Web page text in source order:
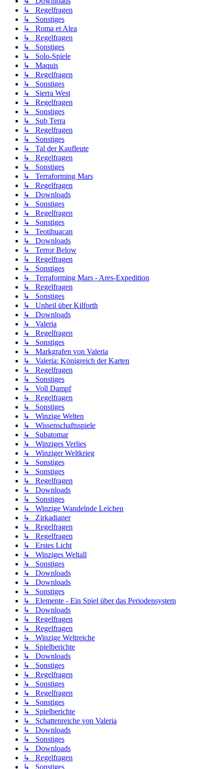
↳ Regelfragen
↳ Sonstiges
↳ Roma et Alea
↳ Regelfragen
↳ Sonstiges
↳ Solo-Spiele
↳ Maquis
↳ Regelfragen
↳ Sonstiges
↳ Sierra West
↳ Regelfragen
↳ Sonstiges
↳ Sub Terra
↳ Regelfragen
↳ Sonstiges
↳ Tal der Kaufleute
↳ Regelfragen
↳ Sonstiges
↳ Terraforming Mars
↳ Regelfragen
↳ Downloads
↳ Sonstiges
↳ Regelfragen
↳ Sonstiges
↳ Teotihuacan
↳ Downloads
↳ Terror Below
↳ Regelfragen
↳ Sonstiges
↳ Terraforming Mars - Ares-Expedition
↳ Regelfragen
↳ Sonstiges
↳ Unheil über Kilforth
↳ Downloads
↳ Valeria
↳ Regelfragen
↳ Sonstiges
↳ Markgrafen von Valeria
↳ Valeria: Königreich der Karten
↳ Regelfragen
↳ Sonstiges
↳ Voll Dampf
↳ Regelfragen
↳ Sonstiges
↳ Winzige Welten
↳ Wissenschaftsspiele
↳ Subatomar
↳ Winziges Verlies
↳ Winziger Weltkrieg
↳ Sonstiges
↳ Sonstiges
↳ Regelfragen
↳ Downloads
↳ Sonstiges
↳ Winzige Wandelnde Leichen
↳ Zirkadianer
↳ Regelfragen
↳ Regelfragen
↳ Erstes Licht
↳ Winziges Weltall
↳ Sonstiges
↳ Downloads
↳ Downloads
↳ Sonstiges
↳ Elemente - Ein Spiel über das Periodensystem
↳ Downloads
↳ Regelfragen
↳ Regelfragen
↳ Winzige Weltreiche
↳ Spielberichte
↳ Downloads
↳ Sonstiges
↳ Regelfragen
↳ Sonstiges
↳ Regelfragen
↳ Sonstiges
↳ Spielberichte
↳ Schattenreiche von Valeria
↳ Downloads
↳ Sonstiges
↳ Downloads
↳ Regelfragen
↳ Sonstiges